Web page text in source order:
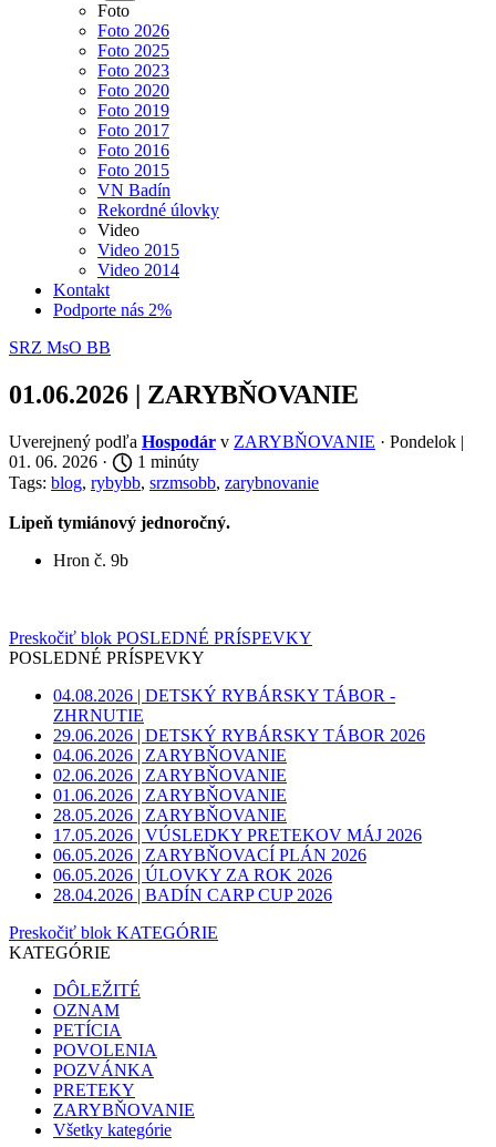
Foto
Foto 2026
Foto 2025
Foto 2023
Foto 2020
Foto 2019
Foto 2017
Foto 2016
Foto 2015
VN Badín
Rekordné úlovky
Video
Video 2015
Video 2014
Kontakt
Podporte nás 2%
SRZ MsO BB
01.06.2026 | ZARYBŇOVANIE
Uverejnený podľa Hospodár v ZARYBŇOVANIE · Pondelok |
01. 06. 2026 ·
1 minúty
Tags: blog, rybybb, srzmsobb, zarybnovanie
Lipeň tymiánový jednoročný.
Hron č. 9b
Preskočiť blok POSLEDNÉ PRÍSPEVKY
POSLEDNÉ PRÍSPEVKY
04.08.2026 | DETSKÝ RYBÁRSKY TÁBOR -
ZHRNUTIE
29.06.2026 | DETSKÝ RYBÁRSKY TÁBOR 2026
04.06.2026 | ZARYBŇOVANIE
02.06.2026 | ZARYBŇOVANIE
01.06.2026 | ZARYBŇOVANIE
28.05.2026 | ZARYBŇOVANIE
17.05.2026 | VÚSLEDKY PRETEKOV MÁJ 2026
06.05.2026 | ZARYBŇOVACÍ PLÁN 2026
06.05.2026 | ÚLOVKY ZA ROK 2026
28.04.2026 | BADÍN CARP CUP 2026
Preskočiť blok KATEGÓRIE
KATEGÓRIE
DÔLEŽITÉ
OZNAM
PETÍCIA
POVOLENIA
POZVÁNKA
PRETEKY
ZARYBŇOVANIE
Všetky kategórie